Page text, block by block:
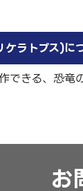
ラトプス)に
できる、恐竜
お